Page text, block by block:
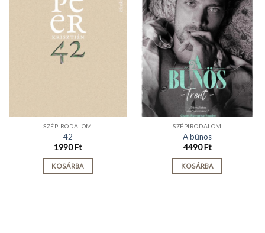
SZÉPIRODALOM
42
1990Ft
KOSÁRBA
SZÉPIRODALOM
A bűnös
4490Ft
KOSÁRBA